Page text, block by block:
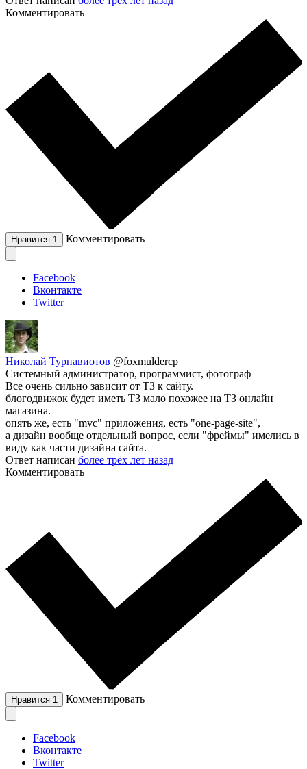
Комментировать
Нравится 1 Комментировать
Facebook
Вконтакте
Twitter
Николай Турнавиотов @foxmuldercp
Системный администратор, программист, фотограф
Все очень сильно зависит от ТЗ к сайту.
блогодвижок будет иметь ТЗ мало похожее на ТЗ онлайн
магазина.
опять же, есть "mvc" приложения, есть "one-page-site",
а дизайн вообще отдельный вопрос, если "фреймы" имелись в
виду как части дизайна сайта.
Ответ написан более трёх лет назад
Комментировать
Нравится 1 Комментировать
Facebook
Вконтакте
Twitter